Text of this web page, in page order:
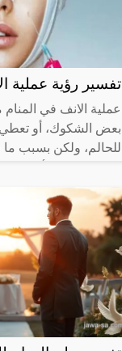
تفسير رؤية عملية
عملية الانف في المنام
بعض الشكوك، أو تعطي
للحالم، ولكن بسبب ما